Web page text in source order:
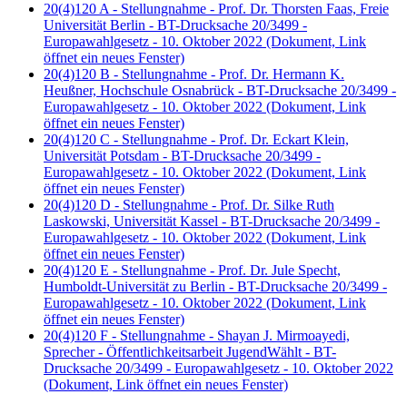
20(4)120 A - Stellungnahme - Prof. Dr. Thorsten Faas, Freie
Universität Berlin - BT-Drucksache 20/3499 -
Europawahlgesetz - 10. Oktober 2022 (Dokument, Link
öffnet ein neues Fenster)
20(4)120 B - Stellungnahme - Prof. Dr. Hermann K.
Heußner, Hochschule Osnabrück - BT-Drucksache 20/3499 -
Europawahlgesetz - 10. Oktober 2022 (Dokument, Link
öffnet ein neues Fenster)
20(4)120 C - Stellungnahme - Prof. Dr. Eckart Klein,
Universität Potsdam - BT-Drucksache 20/3499 -
Europawahlgesetz - 10. Oktober 2022 (Dokument, Link
öffnet ein neues Fenster)
20(4)120 D - Stellungnahme - Prof. Dr. Silke Ruth
Laskowski, Universität Kassel - BT-Drucksache 20/3499 -
Europawahlgesetz - 10. Oktober 2022 (Dokument, Link
öffnet ein neues Fenster)
20(4)120 E - Stellungnahme - Prof. Dr. Jule Specht,
Humboldt-Universität zu Berlin - BT-Drucksache 20/3499 -
Europawahlgesetz - 10. Oktober 2022 (Dokument, Link
öffnet ein neues Fenster)
20(4)120 F - Stellungnahme - Shayan J. Mirmoayedi,
Sprecher - Öffentlichkeitsarbeit JugendWählt - BT-
Drucksache 20/3499 - Europawahlgesetz - 10. Oktober 2022
(Dokument, Link öffnet ein neues Fenster)